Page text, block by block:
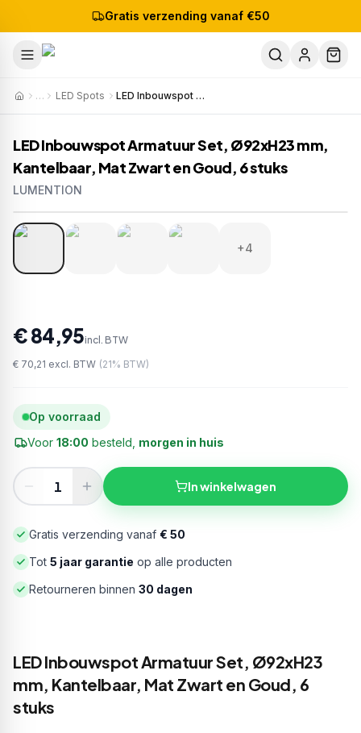
Gratis verzending vanaf €50
… LED Spots LED Inbouwspot Armatuur Set, Ø92xH23 mm, Kantelbaar, Mat Zwart en Goud, 6 stuks
LED Inbouwspot Armatuur Set, Ø92xH23 mm,
Kantelbaar, Mat Zwart en Goud, 6 stuks
LUMENTION
Artikelnr:C965x6EAN:8720256655794
+4
€ 84,95incl. BTW
€ 70,21 excl. BTW (21% BTW)
Op voorraad
Voor 18:00 besteld, morgen in huis
In winkelwagen
Gratis verzending vanaf € 50
Tot 5 jaar garantie op alle producten
Retourneren binnen 30 dagen
LED Inbouwspot Armatuur Set, Ø92xH23
mm, Kantelbaar, Mat Zwart en Goud, 6
stuks